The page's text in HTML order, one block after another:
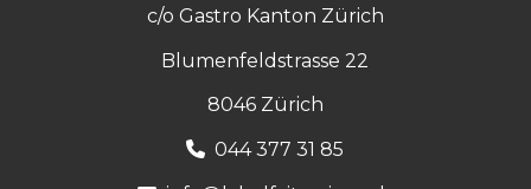
c/o Gastro Kanton Zürich
Blumenfeldstrasse 22
8046 Zürich
044 377 31 85